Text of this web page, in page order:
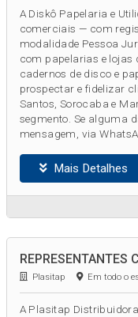
A Diskô Papelaria e
comerciais — com
modalidade Pessoa
com papelarias e lojas
cadernos de disco e
prospectar e fidelizar
Santos, Sorocaba e
segmento. Se alguma
mensagem, via
Mais Detalhes
REPRESENTANTES
Plasitap Em todo o
A Plasitap